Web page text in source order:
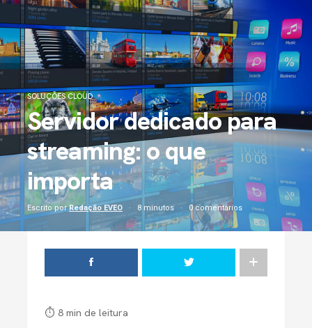
SOLUÇÕES CLOUD
Servidor dedicado para
streaming: o que
importa
Escrito porRedação EVEO 8 minutos 0 comentários
⏱ 8 min de leitura